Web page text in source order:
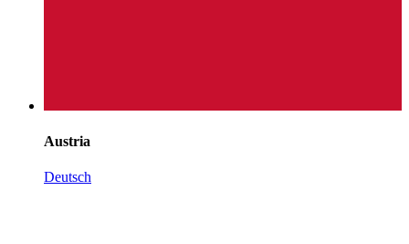
Austria
Deutsch